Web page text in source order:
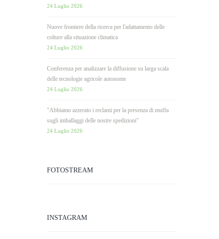
24 Luglio 2026
Nuove frontiere della ricerca per l'adattamento delle
colture alla situazione climatica
24 Luglio 2026
Conferenza per analizzare la diffusione su larga scala
delle tecnologie agricole autonome
24 Luglio 2026
"Abbiamo azzerato i reclami per la presenza di muffa
sugli imballaggi delle nostre spedizioni"
24 Luglio 2026
FOTOSTREAM
INSTAGRAM